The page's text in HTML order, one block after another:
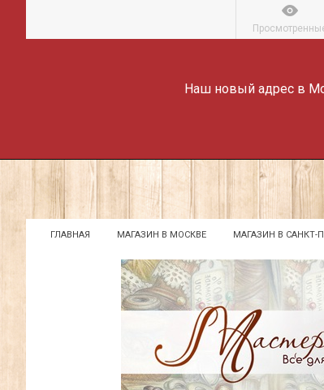
Наш новый адрес в
ГЛАВНАЯ МАГАЗИН В МОСКВЕ МАГАЗИН В САНКТ-